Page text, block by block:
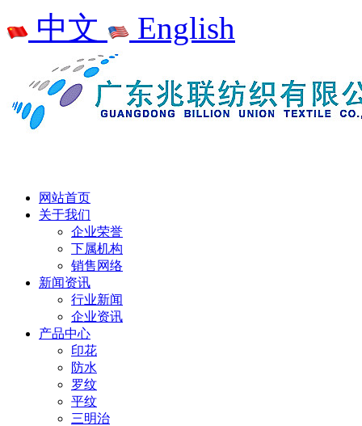
中文 English
网站首页
关于我们
企业荣誉
下属机构
销售网络
新闻资讯
行业新闻
企业资讯
产品中心
印花
防水
罗纹
平纹
三明治